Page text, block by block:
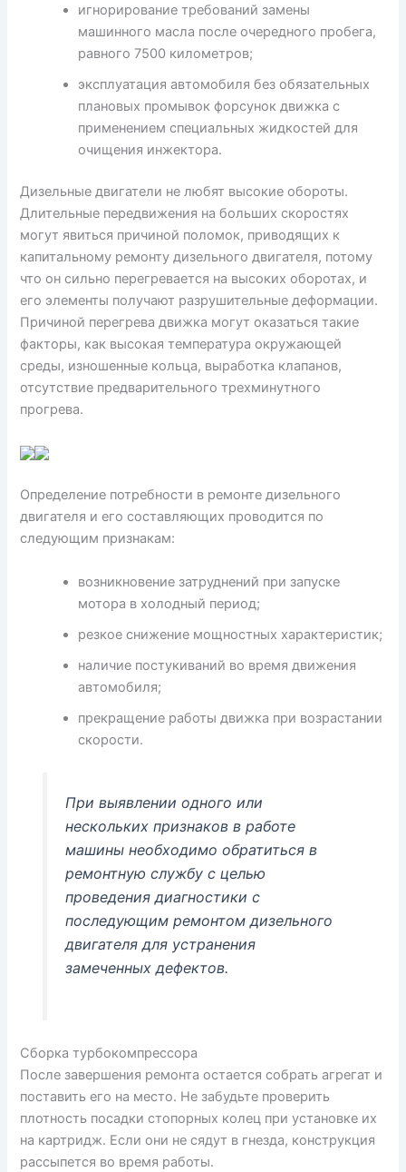
игнорирование требований замены
машинного масла после очередного пробега,
равного 7500 километров;
эксплуатация автомобиля без обязательных
плановых промывок форсунок движка с
применением специальных жидкостей для
очищения инжектора.
Дизельные двигатели не любят высокие обороты.
Длительные передвижения на больших скоростях
могут явиться причиной поломок, приводящих к
капитальному ремонту дизельного двигателя, потому
что он сильно перегревается на высоких оборотах, и
его элементы получают разрушительные деформации.
Причиной перегрева движка могут оказаться такие
факторы, как высокая температура окружающей
среды, изношенные кольца, выработка клапанов,
отсутствие предварительного трехминутного
прогрева.
Определение потребности в ремонте дизельного
двигателя и его составляющих проводится по
следующим признакам:
возникновение затруднений при запуске
мотора в холодный период;
резкое снижение мощностных характеристик;
наличие постукиваний во время движения
автомобиля;
прекращение работы движка при возрастании
скорости.
При выявлении одного или
нескольких признаков в работе
машины необходимо обратиться в
ремонтную службу с целью
проведения диагностики с
последующим ремонтом дизельного
двигателя для устранения
замеченных дефектов.
Сборка турбокомпрессора
После завершения ремонта остается собрать агрегат и
поставить его на место. Не забудьте проверить
плотность посадки стопорных колец при установке их
на картридж. Если они не сядут в гнезда, конструкция
рассыпется во время работы.